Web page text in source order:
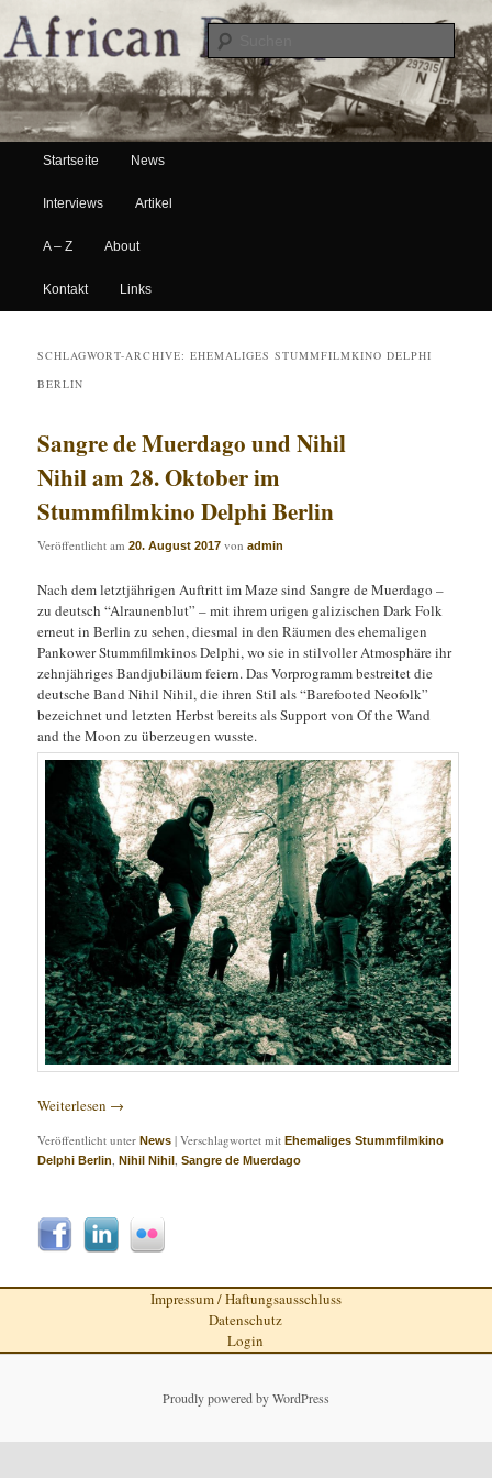
African Paper
Hauptmenü
Zum Inhalt wechseln
Zum sekundären Inhalt wechseln
Startseite News
Interviews Artikel
A – Z About
Kontakt Links
SCHLAGWORT-ARCHIVE:EHEMALIGES STUMMFILMKINO DELPHI
BERLIN
Sangre de Muerdago und Nihil
Nihil am 28. Oktober im
Stummfilmkino Delphi Berlin
Veröffentlicht am20. August 2017 vonadmin
Nach dem letztjährigen Auftritt im Maze sind Sangre de Muerdago –
zu deutsch “Alraunenblut” – mit ihrem urigen galizischen Dark Folk
erneut in Berlin zu sehen, diesmal in den Räumen des ehemaligen
Pankower Stummfilmkinos Delphi, wo sie in stilvoller Atmosphäre ihr
zehnjähriges Bandjubiläum feiern. Das Vorprogramm bestreitet die
deutsche Band Nihil Nihil, die ihren Stil als “Barefooted Neofolk”
bezeichnet und letzten Herbst bereits als Support von Of the Wand
and the Moon zu überzeugen wusste.
Weiterlesen →
Veröffentlicht unter News |Verschlagwortet mit Ehemaliges Stummfilmkino
Delphi Berlin,Nihil Nihil ,Sangre de Muerdago
Impressum / Haftungsausschluss
Datenschutz
Login
Proudly powered by WordPress